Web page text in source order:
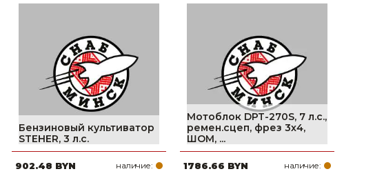
Бензиновый культиватор
STEHER, 3 л.с.
902.48 BYN наличие:
Мотоблок DPT-270S, 7 л.с.,
ремен.сцеп, фрез 3х4,
ШОМ, ...
1786.66 BYN наличие: